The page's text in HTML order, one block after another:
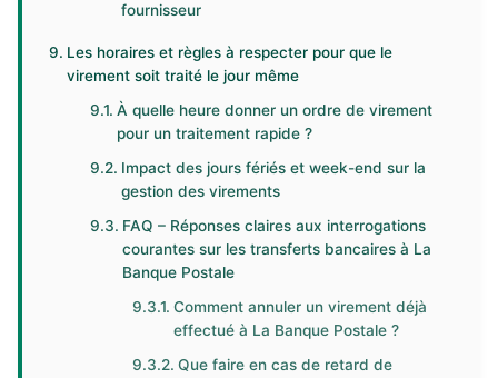
fournisseur
Les horaires et règles à respecter pour que le
virement soit traité le jour même
À quelle heure donner un ordre de virement
pour un traitement rapide ?
Impact des jours fériés et week-end sur la
gestion des virements
FAQ – Réponses claires aux interrogations
courantes sur les transferts bancaires à La
Banque Postale
Comment annuler un virement déjà
effectué à La Banque Postale ?
Que faire en cas de retard de